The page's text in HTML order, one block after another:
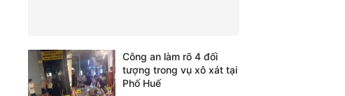
Công an làm rõ 4 đối
tượng trong vụ xô xát tại
Phố Huế